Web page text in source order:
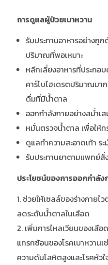
การดูแลผู้ป่วยเบาหวาน
รับประทานอาหารอย่างถู
ปริมาณที่พอเหมาะ
หลีกเลี่ยงอาหารที่ประกอ
คาร์โบไฮเดรตปริมาณมา
ดื่มที่มีน้ำตาล
ออกกำลังกายอย่างสม่ำเ
หมั่นตรวจน้ำตาล เพื่อให้ท
ดูแลทำความสะอาดเท้า ร
รับประทานยาตามแพทย์สั่
ประโยชน์ของการออกกำลัง
ช่วยให้เซลล์ของร่างกายไ
ลดระดับน้ำตาลในเลือด
เพิ่มการไหลเวียนของเลือ
แทรกซ้อนของโรคเบาหวาน
ความดันโลหิตสูงและโรคหัวใ